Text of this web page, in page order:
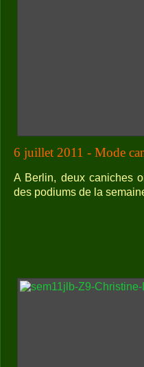
6 juillet 2011 - Mode
A Berlin, deux caniches
des podiums de la